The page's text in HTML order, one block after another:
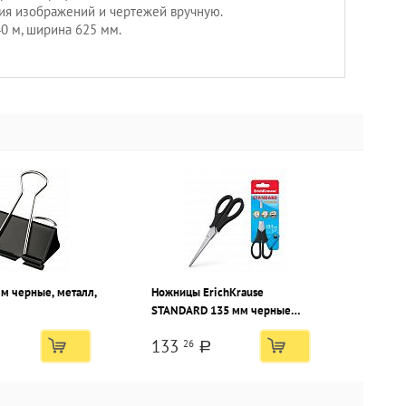
изображений и чертежей вручную.
м, ширина 625 мм.
черные, металл,
Ножницы ErichKrause
STANDARD 135 мм черные
133 26 a